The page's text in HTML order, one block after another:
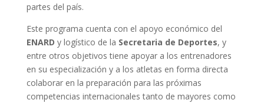
partes del país.
Este programa cuenta con el apoyo económico del
ENARD y logístico de la Secretaria de Deportes, y
entre otros objetivos tiene apoyar a los entrenadores
en su especialización y a los atletas en forma directa
colaborar en la preparación para las próximas
competencias internacionales tanto de mayores como